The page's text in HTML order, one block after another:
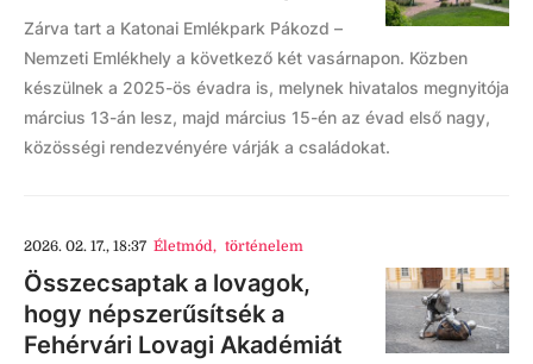
Zárva tart a Katonai Emlékpark Pákozd –
Nemzeti Emlékhely a következő két vasárnapon. Közben
készülnek a 2025-ös évadra is, melynek hivatalos megnyitója
március 13-án lesz, majd március 15-én az évad első nagy,
közösségi rendezvényére várják a családokat.
2026. 02. 17., 18:37 Életmód, történelem
Összecsaptak a lovagok,
hogy népszerűsítsék a
Fehérvári Lovagi Akadémiát